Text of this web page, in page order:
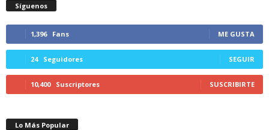
Síguenos
1,396 Fans ME GUSTA
24 Seguidores SEGUIR
10,400 Suscriptores SUSCRIBIRTE
Lo Más Popular